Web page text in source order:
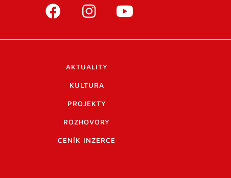
AKTUALITY
KULTURA
PROJEKTY
ROZHOVORY
CENÍK INZERCE